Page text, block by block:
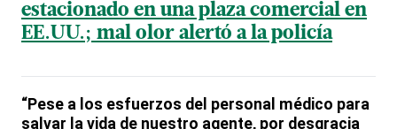
estacionado en una plaza comercial en
EE.UU.; mal olor alertó a la policía
“Pese a los esfuerzos del personal médico para
salvar la vida de nuestro agente, por desgracia